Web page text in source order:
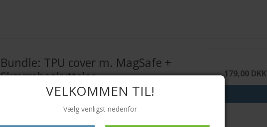
Bundle: TPU cover m. MagSafe +
Skærmbeskyttelse
179,00 DKK
VELKOMMEN TIL!
Vælg venligst nedenfor